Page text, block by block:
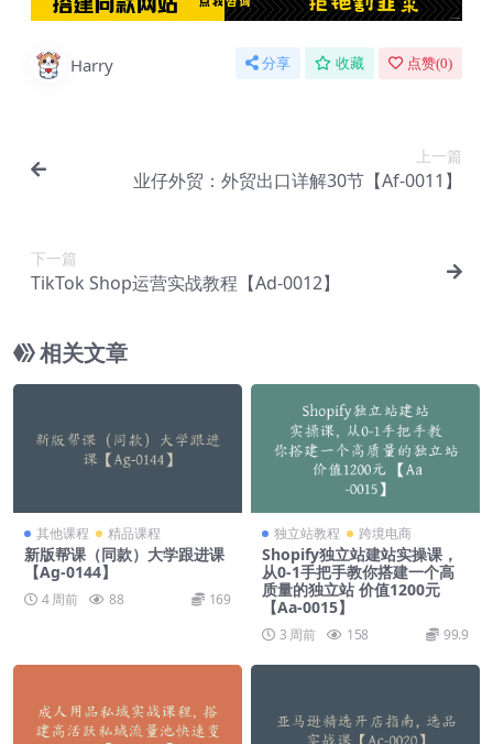
Harry 分享 收藏 点赞(0)
上一篇
业仔外贸：外贸出口详解30节【Af-0011】
下一篇
TikTok Shop运营实战教程【Ad-0012】
相关文章
其他课程 精品课程
新版帮课（同款）大学跟进课
【Ag-0144】
4 周前 88 169
独立站教程 跨境电商
Shopify独立站建站实操课，
从0-1手把手教你搭建一个高
质量的独立站 价值1200元
【Aa-0015】
3 周前 158 99.9